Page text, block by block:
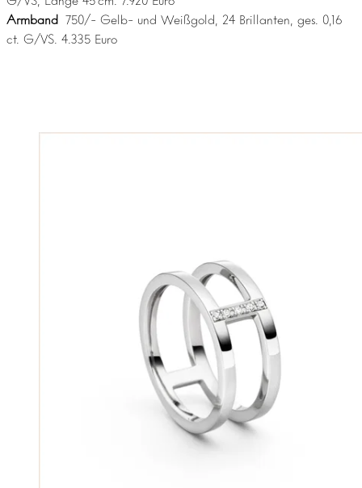
Armband 750/- Gelb- und Weißgold, 24 Brillanten, ges. 0,16
ct. G/VS. 4.335 Euro